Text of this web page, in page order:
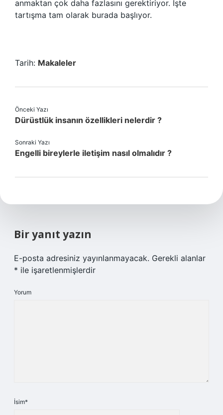
anmaktan çok daha fazlasını gerektiriyor. İşte
tartışma tam olarak burada başlıyor.
Tarih: Makaleler
Önceki Yazı
Dürüstlük insanın özellikleri nelerdir ?
Sonraki Yazı
Engelli bireylerle iletişim nasıl olmalıdır ?
Bir yanıt yazın
E-posta adresiniz yayınlanmayacak. Gerekli alanlar
* ile işaretlenmişlerdir
Yorum
İsim*